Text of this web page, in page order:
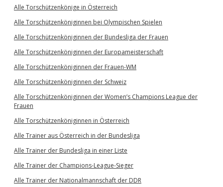
Alle Torschützenkönige in Österreich
Alle Torschützenköniginnen bei Olympischen Spielen
Alle Torschützenköniginnen der Bundesliga der Frauen
Alle Torschützenköniginnen der Europameisterschaft
Alle Torschützenköniginnen der Frauen-WM
Alle Torschützenköniginnen der Schweiz
Alle Torschützenköniginnen der Women’s Champions League der
Frauen
Alle Torschützenköniginnen in Österreich
Alle Trainer aus Österreich in der Bundesliga
Alle Trainer der Bundesliga in einer Liste
Alle Trainer der Champions-League-Sieger
Alle Trainer der Nationalmannschaft der DDR